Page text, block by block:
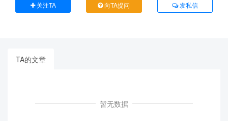
关注TA 向TA提问 发私信
TA的文章
暂无数据